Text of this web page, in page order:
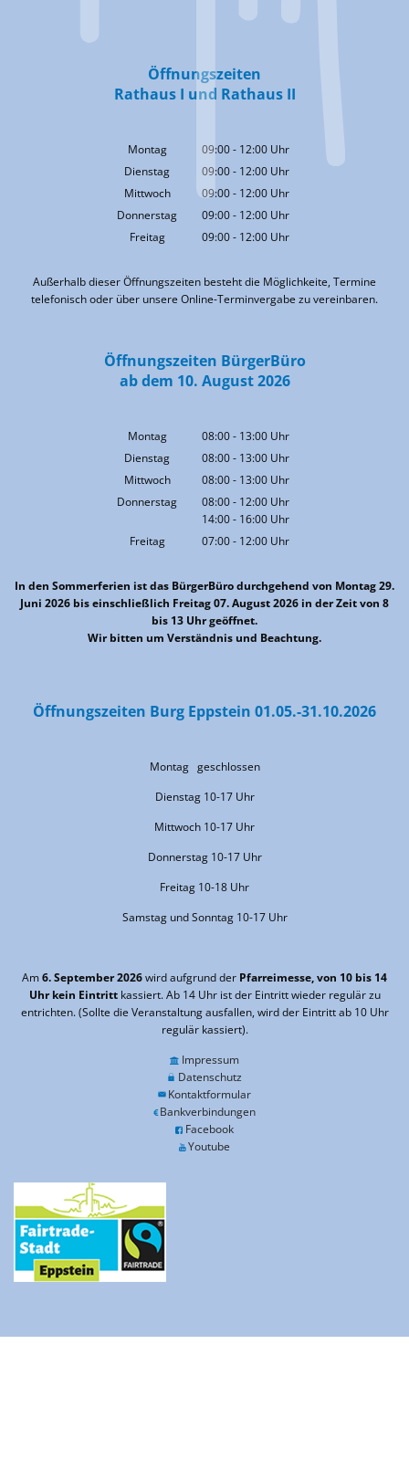
Öffnungszeiten
Rathaus I und Rathaus II
Montag 09:00- 12:00 Uhr
Von 09:00 bis 12:00 Uhr
Dienstag 09:00- 12:00 Uhr
Von 09:00 bis 12:00 Uhr
Mittwoch 09:00- 12:00 Uhr
Von 09:00 bis 12:00 Uhr
Donnerstag 09:00- 12:00 Uhr
Von 09:00 bis 12:00 Uhr
Freitag 09:00- 12:00 Uhr
Außerhalb dieser Öffnungszeiten besteht die Möglichkeite, Termine
telefonisch oder über unsere Online-Terminvergabe zu vereinbaren.
Öffnungszeiten BürgerBüro
ab dem 10. August 2026
Montag 08:00- 13:00 Uhr
Von 08:00 bis 13:00 Uhr
Dienstag 08:00- 13:00 Uhr
Von 08:00 bis 13:00 Uhr
Mittwoch 08:00- 13:00 Uhr
Von 08:00 bis 13:00 Uhr
Donnerstag 08:00- 12:00 Uhr
Von 08:00 bis 12:00 Uhr
14:00- 16:00 Uhr
Von 14:00 bis 16:00 Uhr
Freitag 07:00- 12:00 Uhr
In den Sommerferien ist das BürgerBüro durchgehend von Montag 29.
Juni 2026 bis einschließlich Freitag 07. August 2026 in der Zeit von 8
bis 13 Uhr geöffnet.
Wir bitten um Verständnis und Beachtung.
Öffnungszeiten Burg Eppstein 01.05.-31.10.2026
Montag geschlossen
Dienstag 10-17 Uhr
Mittwoch 10-17 Uhr
Donnerstag 10-17 Uhr
Freitag 10-18 Uhr
Samstag und Sonntag 10-17 Uhr
Am6. September 2026wird aufgrund der Pfarreimesse, von 10 bis 14
Uhr kein Eintrittkassiert. Ab 14 Uhr ist der Eintritt wieder regulär zu
entrichten. (Sollte die Veranstaltung ausfallen, wird der Eintritt ab 10 Uhr
regulär kassiert).
Impressum
Datenschutz
Kontaktformular
Bankverbindungen
Facebook
Youtube